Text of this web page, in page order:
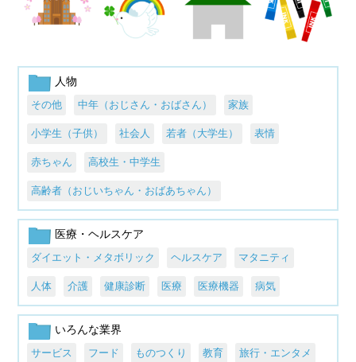
人物
その他 中年（おじさん・おばさん） 家族
小学生（子供） 社会人 若者（大学生） 表情
赤ちゃん 高校生・中学生
高齢者（おじいちゃん・おばあちゃん）
医療・ヘルスケア
ダイエット・メタボリック ヘルスケア マタニティ
人体 介護 健康診断 医療 医療機器 病気
いろんな業界
サービス フード ものつくり 教育 旅行・エンタメ